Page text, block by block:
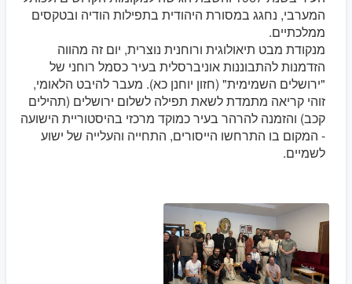
המערבי, נחגג במסורת היהודית בתפילות הודיה ובטקסים
ממלכתיים.
מנקודת מבט תיאולוגית ורוחנית נוצרית, יום זה מהווה
הזדמנות להתבוננות אוניברסלית בעיר כסמל רוחני של
"ירושלים השמימית" (חזון יוחנן כא). מעבר להיבט הלאומי,
זוהי קריאה מתמדת לשאת תפילה לשלום ירושלים (תהילים
קכב) והזמנה להרהר בעיר כמוקד מרכזי בהיסטוריית הישועה
- המקום בו התרחשו הייסורים, התחייה והעלייה של ישוע
לשמיים.